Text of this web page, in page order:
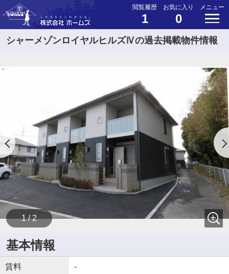
閲覧履歴
1
お気に入り
0
メニュー
シャーメゾンロイヤルヒルズⅣの過去掲載物件情報
1 / 2
基本情報
賃料 -